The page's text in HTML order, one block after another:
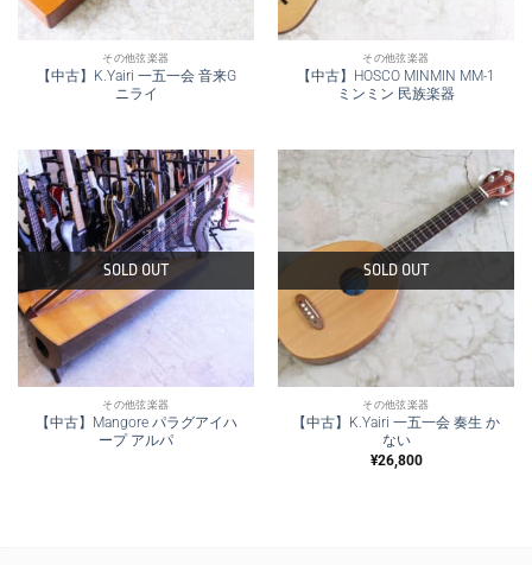
その他弦楽器
【中古】K.Yairi 一五一会 音来G
ニライ
その他弦楽器
【中古】HOSCO MINMIN MM-1
ミンミン 民族楽器
SOLD OUT
その他弦楽器
【中古】Mangore パラグアイハ
ープ アルパ
SOLD OUT
その他弦楽器
【中古】K.Yairi 一五一会 奏生 か
ない
¥26,800